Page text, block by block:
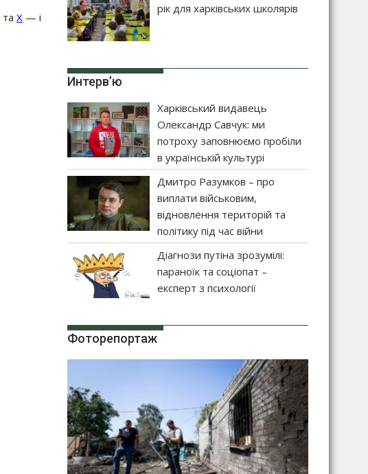
та Х — і
рік для харківських школярів
Интерв’ю
Харківський видавець
Олександр Савчук: ми
потроху заповнюємо пробіли
в українській культурі
Дмитро Разумков – про
виплати військовим,
відновлення територій та
політику під час війни
Діагнози путіна зрозумілі:
параноїк та соціопат –
експерт з психології
Фоторепортаж